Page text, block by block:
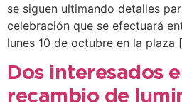
se siguen ultimando detalles
celebración que se efectuará
lunes 10 de octubre en la plaza
Dos interesados
recambio de